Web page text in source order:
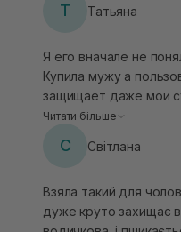
мінусів на собі — це
Т Татьяна
Я его вначале не
Купила мужу а
защищает даже мои
запаха нет. Долго
обильном
Читати більше
С Світлана
Взяла такий для
дуже круто захищає